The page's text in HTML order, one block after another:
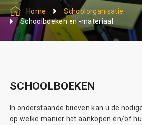
Home
Schoolorganisatie
Schoolboeken en -materiaal
SCHOOLBOEKEN
In onderstaande brieven kan u de
op welke manier het aankopen en/of